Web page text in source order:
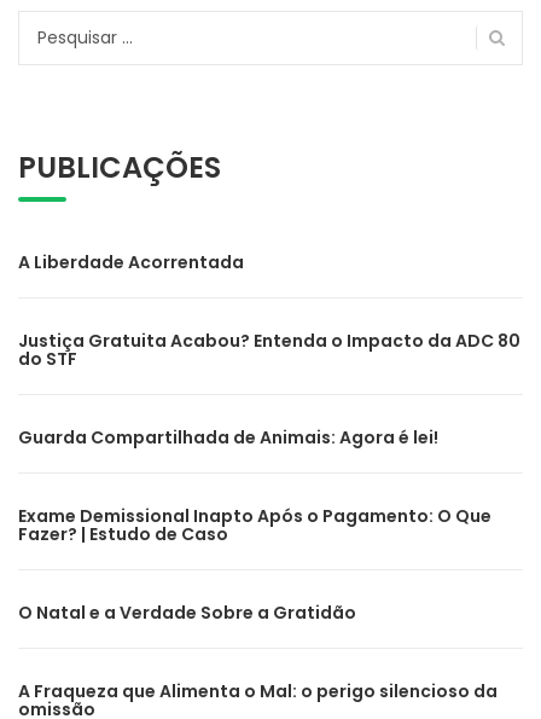
Pesquisar
PUBLICAÇÕES
A Liberdade Acorrentada
Justiça Gratuita Acabou? Entenda o Impacto da ADC 80
do STF
Guarda Compartilhada de Animais: Agora é lei!
Exame Demissional Inapto Após o Pagamento: O Que
Fazer? | Estudo de Caso
O Natal e a Verdade Sobre a Gratidão
A Fraqueza que Alimenta o Mal: o perigo silencioso da
omissão